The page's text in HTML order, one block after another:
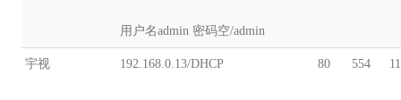
用户名admin 密码空/admin
宇视 192.168.0.13/DHCP 80 554